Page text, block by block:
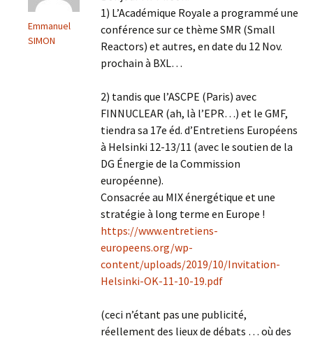
Emmanuel
SIMON
1) L’Académique Royale a programmé une
conférence sur ce thème SMR (Small
Reactors) et autres, en date du 12 Nov.
prochain à BXL…
2) tandis que l’ASCPE (Paris) avec
FINNUCLEAR (ah, là l’EPR…) et le GMF,
tiendra sa 17e éd. d’Entretiens Européens
à Helsinki 12-13/11 (avec le soutien de la
DG Énergie de la Commission
européenne).
Consacrée au MIX énergétique et une
stratégie à long terme en Europe !
https://www.entretiens-
europeens.org/wp-
content/uploads/2019/10/Invitation-
Helsinki-OK-11-10-19.pdf
(ceci n’étant pas une publicité,
réellement des lieux de débats … où des